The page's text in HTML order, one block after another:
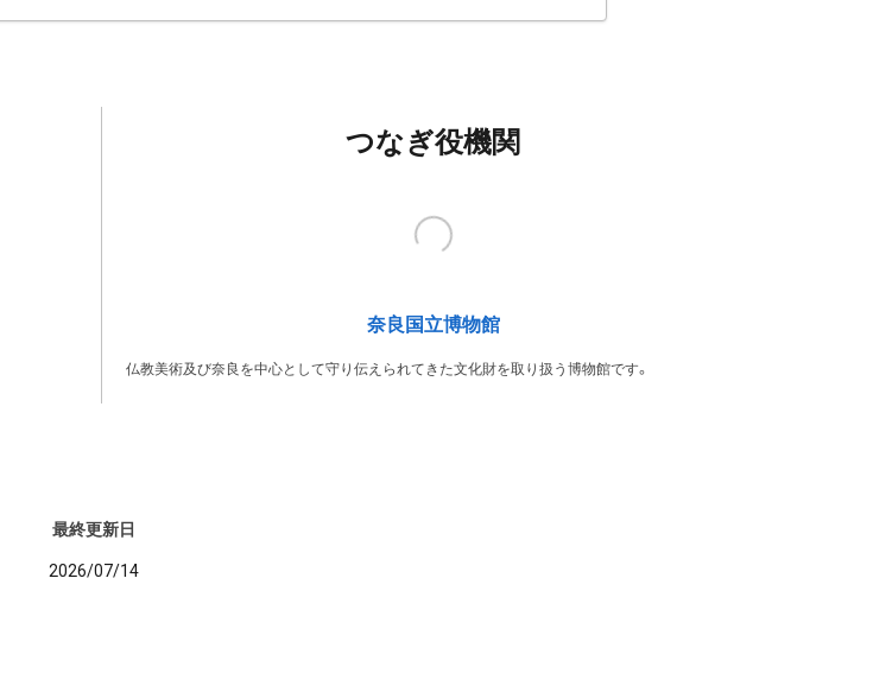
つなぎ役機関
奈良国立博物館
仏教美術及び奈良を中心として守り伝えられてきた文化財を取り扱う博物館です。
最終更新日
2026/07/14